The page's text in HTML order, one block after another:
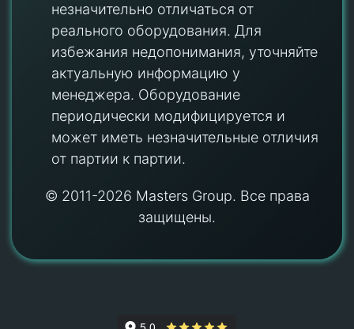
незначительно отличаться от
реального оборудования. Для
избежания недопонимания, уточняйте
актуальную информацию у
менеджера. Оборудование
периодически модифицируется и
может иметь незначительные отличия
от партии к партии.
© 2011-2026 Masters Group. Все права
защищены.